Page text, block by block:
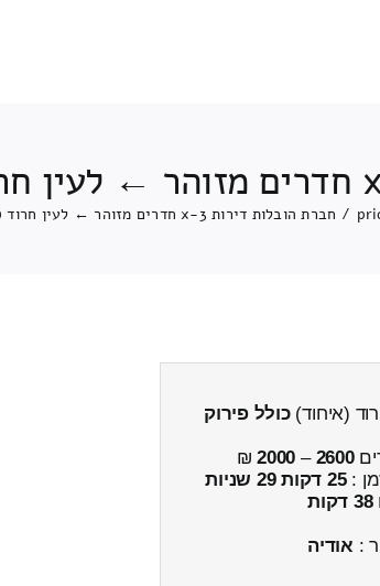
/ חברת הובלות דירות 3-x חדרים מזוהר ← לעין חרוד (איחוד) כולל פירוק והרכבה
כולל פירוק
2600
–
2000
₪
:25 דקות 29 שניות
38 דקות
: אודיה